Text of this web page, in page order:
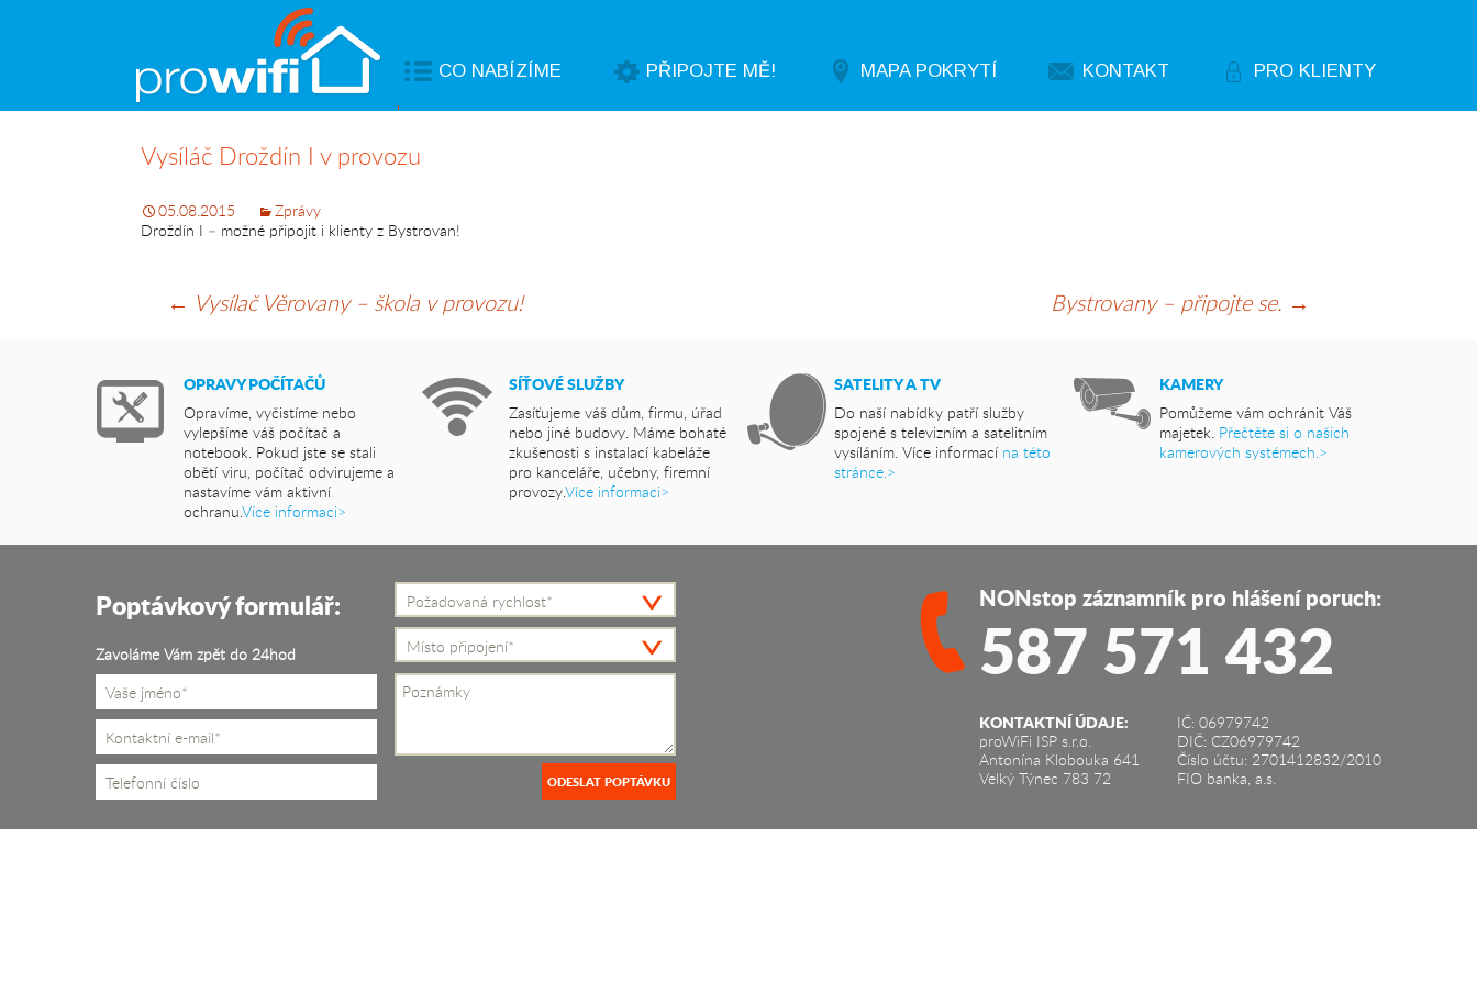
webu
CO NABÍZÍME
do
internetu
TV
Servis
počítačů
Kariéra
PŘIPOJTE MĚ! MAPA POKRYTÍ KONTAKT PRO KLIENTY
Vysíláč Droždín I v provozu
05.08.2015
Zprávy
Droždín I – možné připojit i klienty z Bystrovan!
Navigace
pro
příspěvky
← Vysílač Věrovany – škola v provozu! Bystrovany – připojte se. →
OPRAVY POČÍTAČŮ
Opravíme, vyčistíme nebo
vylepšíme váš počítač a
notebook. Pokud jste se stali
obětí viru, počítač odvirujeme a
nastavíme vám aktivní
ochranu.Více informaci>
SÍŤOVÉ SLUŽBY
Zasíťujeme váš dům, firmu, úřad
nebo jiné budovy. Máme bohaté
zkušenosti s instalací kabeláže
pro kanceláře, učebny, firemní
provozy.Více informaci>
SATELITY A TV
Do naší nabídky patří služby
spojené s televizním a satelitním
vysíláním. Více informacína této
stránce.>
KAMERY
Pomůžeme vám ochránit Váš
majetek. Přečtěte si o našich
kamerových systémech.>
Poptávkový formulář:
Zavoláme Vám zpět do 24hod
Požadovaná rychlost*
Místo připojení*
NONstop záznamník pro hlášení poruch:
587 571 432
KONTAKTNÍ ÚDAJE:
proWiFi ISP s.r.o.
Antonína Klobouka 641
Velký Týnec 783 72
IČ: 06979742
DIČ: CZ06979742
Číslo účtu: 2701412832/2010
FIO banka, a.s.